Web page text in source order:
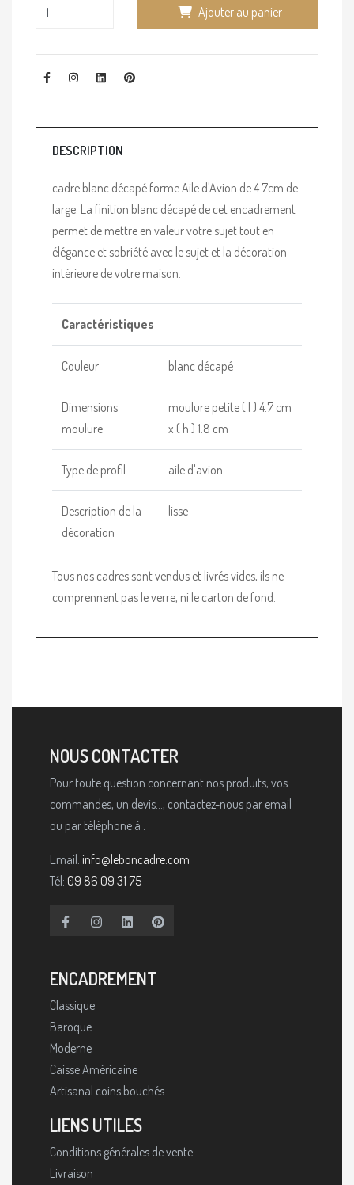
Ajouter au panier
DESCRIPTION
cadre blanc décapé forme Aile d'Avion de 4.7cm de
large. La finition blanc décapé de cet encadrement
permet de mettre en valeur votre sujet tout en
élégance et sobriété avec le sujet et la décoration
intérieure de votre maison.
Caractéristiques
Couleur blanc décapé
Dimensions
moulure
moulure petite ( l ) 4.7 cm
x ( h ) 1.8 cm
Type de profil aile d'avion
Description de la
décoration
lisse
Tous nos cadres sont vendus et livrés vides, ils ne
comprennent pas le verre, ni le carton de fond.
NOUS CONTACTER
Pour toute question concernant nos produits, vos
commandes, un devis..., contactez-nous par email
ou par téléphone à :
Email: info@leboncadre.com
Tél: 09 86 09 31 75
ENCADREMENT
Classique
Baroque
Moderne
Caisse Américaine
Artisanal coins bouchés
LIENS UTILES
Conditions générales de vente
Livraison